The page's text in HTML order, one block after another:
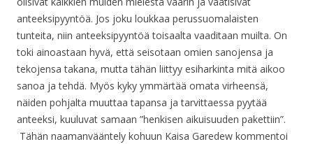
anteeksipyyntöä. Jos joku loukkaa perussuomalaisten
tunteita, niin anteeksipyyntöä toisaalta vaaditaan muilta. On
toki ainoastaan hyvä, että seisotaan omien sanojensa ja
tekojensa takana, mutta tähän liittyy esiharkinta mitä aikoo
sanoa ja tehdä. Myös kyky ymmärtää omata virheensä,
näiden pohjalta muuttaa tapansa ja tarvittaessa pyytää
anteeksi, kuuluvat samaan ”henkisen aikuisuuden pakettiin”.
Tähän naamanvääntely kohuun Kaisa Garedew kommentoi